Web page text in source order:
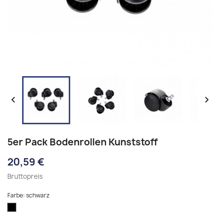
 
5er Pack Bodenrollen Kunststoff
20,59 €
Bruttopreis
Farbe: schwarz
schwarz